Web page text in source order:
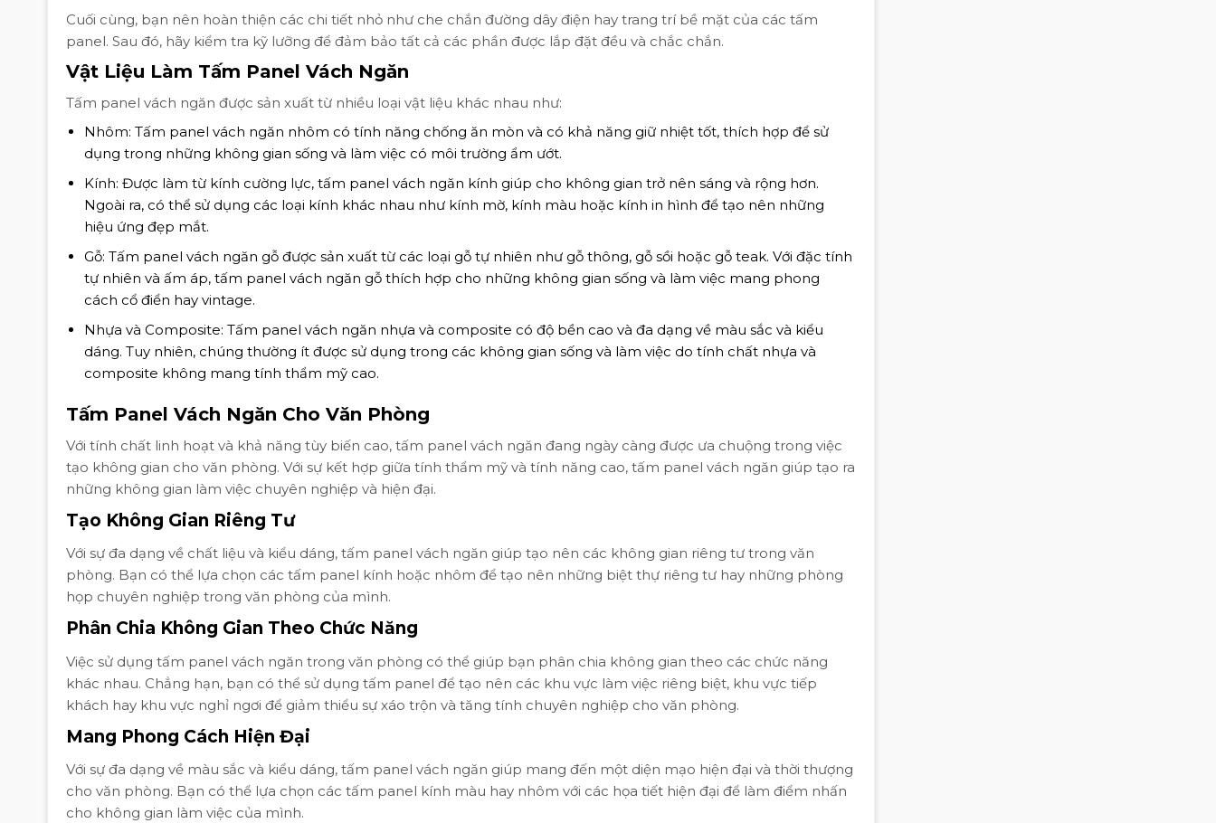
Cuối cùng, bạn nên hoàn thiện các chi tiết nhỏ như che chắn đường dây điện hay trang trí bề mặt của các tấm
panel. Sau đó, hãy kiểm tra kỹ lưỡng để đảm bảo tất cả các phần được lắp đặt đều và chắc chắn.
Vật Liệu Làm Tấm Panel Vách Ngăn
Tấm panel vách ngăn được sản xuất từ nhiều loại vật liệu khác nhau như:
Nhôm: Tấm panel vách ngăn nhôm có tính năng chống ăn mòn và có khả năng giữ nhiệt tốt, thích hợp để sử
dụng trong những không gian sống và làm việc có môi trường ẩm ướt.
Kính: Được làm từ kính cường lực, tấm panel vách ngăn kính giúp cho không gian trở nên sáng và rộng hơn.
Ngoài ra, có thể sử dụng các loại kính khác nhau như kính mờ, kính màu hoặc kính in hình để tạo nên những
hiệu ứng đẹp mắt.
Gỗ: Tấm panel vách ngăn gỗ được sản xuất từ các loại gỗ tự nhiên như gỗ thông, gỗ sồi hoặc gỗ teak. Với đặc tính
tự nhiên và ấm áp, tấm panel vách ngăn gỗ thích hợp cho những không gian sống và làm việc mang phong
cách cổ điển hay vintage.
Nhựa và Composite: Tấm panel vách ngăn nhựa và composite có độ bền cao và đa dạng về màu sắc và kiểu
dáng. Tuy nhiên, chúng thường ít được sử dụng trong các không gian sống và làm việc do tính chất nhựa và
composite không mang tính thẩm mỹ cao.
Tấm Panel Vách Ngăn Cho Văn Phòng
Với tính chất linh hoạt và khả năng tùy biến cao, tấm panel vách ngăn đang ngày càng được ưa chuộng trong việc
tạo không gian cho văn phòng. Với sự kết hợp giữa tính thẩm mỹ và tính năng cao, tấm panel vách ngăn giúp tạo ra
những không gian làm việc chuyên nghiệp và hiện đại.
Tạo Không Gian Riêng Tư
Với sự đa dạng về chất liệu và kiểu dáng, tấm panel vách ngăn giúp tạo nên các không gian riêng tư trong văn
phòng. Bạn có thể lựa chọn các tấm panel kính hoặc nhôm để tạo nên những biệt thự riêng tư hay những phòng
họp chuyên nghiệp trong văn phòng của mình.
Phân Chia Không Gian Theo Chức Năng
Việc sử dụng tấm panel vách ngăn trong văn phòng có thể giúp bạn phân chia không gian theo các chức năng
khác nhau. Chẳng hạn, bạn có thể sử dụng tấm panel để tạo nên các khu vực làm việc riêng biệt, khu vực tiếp
khách hay khu vực nghỉ ngơi để giảm thiểu sự xáo trộn và tăng tính chuyên nghiệp cho văn phòng.
Mang Phong Cách Hiện Đại
Với sự đa dạng về màu sắc và kiểu dáng, tấm panel vách ngăn giúp mang đến một diện mạo hiện đại và thời thượng
cho văn phòng. Bạn có thể lựa chọn các tấm panel kính màu hay nhôm với các họa tiết hiện đại để làm điểm nhấn
cho không gian làm việc của mình.